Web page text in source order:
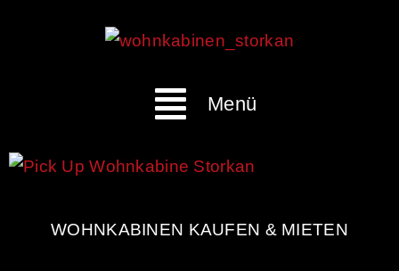
Menü
WOHNKABINEN KAUFEN & MIETEN